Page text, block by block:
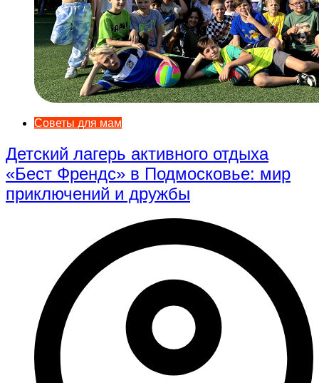
Советы для мам
Детский лагерь активного отдыха
«Бест Френдс» в Подмосковье: мир
приключений и дружбы